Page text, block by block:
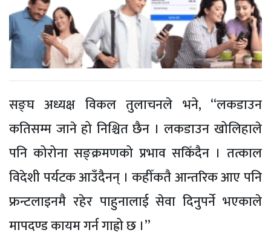
सङ्घ अध्यक्ष विकल तुलाचनले भने, “लकडाउन
कतिसम्म जाने हो निश्चित छैन । लकडाउन खोलिहाले
पनि कोरोना सङ्क्रमणको प्रभाव सकिँदैन । तत्काल
विदेशी पर्यटक आउँदैनन् । कहीँकतै आन्तरिक आए पनि
फ्रन्टलाइनमै रहेर पाहुनालाई सेवा दिनुपर्ने भएकाले
मापदण्ड कायम गर्न गाह्रो छ ।”